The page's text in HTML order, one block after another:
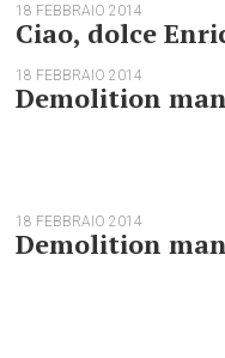
18 FEBBRAIO 2014
Ciao, dolce
18 FEBBRAIO 2014
Demolition man
18 FEBBRAIO 2014
Demolition man